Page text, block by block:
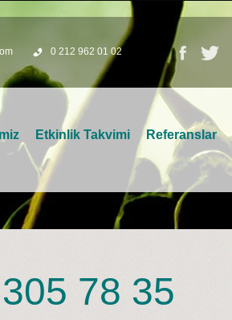
0 212 962 01 02
Etkinlik Takvimi Referanslar
78 35